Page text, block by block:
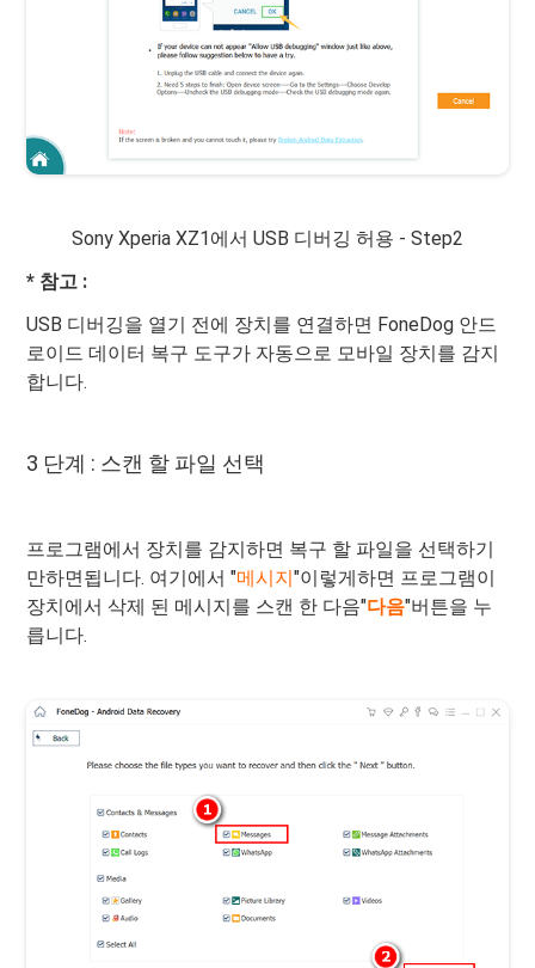
Sony Xperia XZ1에서 USB 디버깅 허용 - Step2
* 참고 :
USB 디버깅을 열기 전에 장치를 연결하면 FoneDog 안드
로이드 데이터 복구 도구가 자동으로 모바일 장치를 감지
합니다.
3 단계 : 스캔 할 파일 선택
프로그램에서 장치를 감지하면 복구 할 파일을 선택하기
만하면됩니다. 여기에서 "메시지"이렇게하면 프로그램이
장치에서 삭제 된 메시지를 스캔 한 다음"다음"버튼을 누
릅니다.